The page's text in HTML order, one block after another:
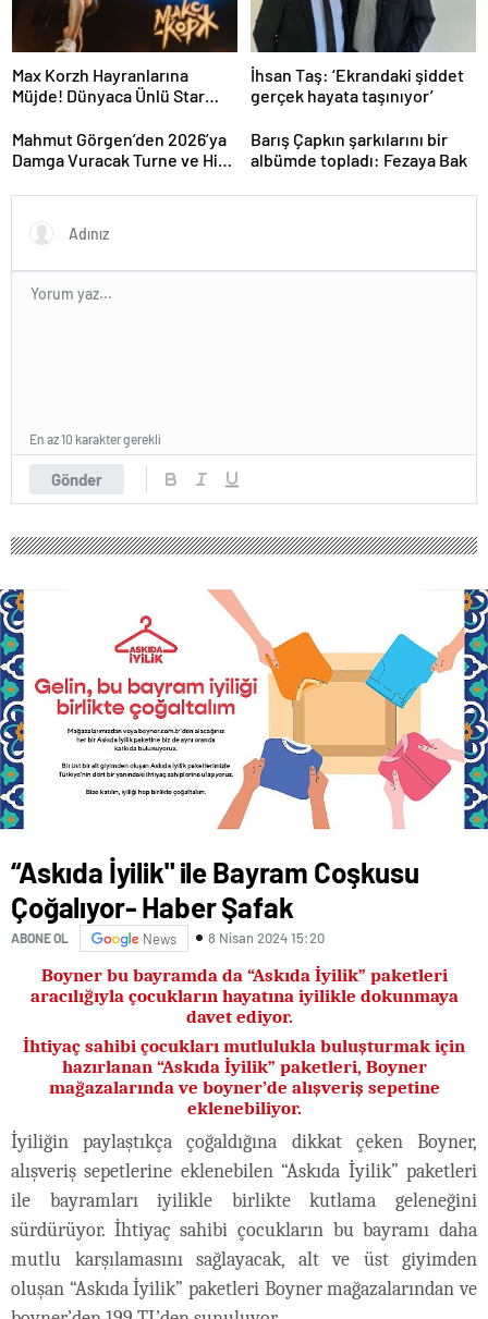
Max Korzh Hayranlarına
Müjde! Dünyaca Ünlü Star
Performansla Hayranlarıyla
Buluşuyor
İhsan Taş: ‘Ekrandaki şiddet
gerçek hayata taşınıyor’
Mahmut Görgen’den 2026’ya
Damga Vuracak Turne ve Hit
Barış Çapkın şarkılarını bir
albümde topladı: Fezaya Bak
Gönder
En az 10 karakter gerekli
“Askıda İyilik" ile Bayram Coşkusu
Çoğalıyor- Haber Şafak
ABONE OL News 8 Nisan 2024 15:20
Boyner bu bayramda da “Askıda İyilik” paketleri
aracılığıyla çocukların hayatına iyilikle dokunmaya
davet ediyor.
İhtiyaç sahibi çocukları mutlulukla buluşturmak için
hazırlanan “Askıda İyilik” paketleri, Boyner
mağazalarında ve boyner’de alışveriş sepetine
eklenebiliyor.
İyiliğin paylaştıkça çoğaldığına dikkat çeken Boyner,
alışveriş sepetlerine eklenebilen “Askıda İyilik” paketleri
ile bayramları iyilikle birlikte kutlama geleneğini
sürdürüyor. İhtiyaç sahibi çocukların bu bayramı daha
mutlu karşılamasını sağlayacak, alt ve üst giyimden
oluşan “Askıda İyilik” paketleri Boyner mağazalarından ve